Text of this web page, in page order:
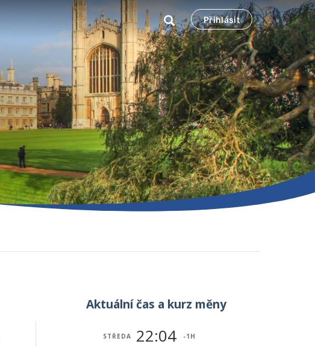
Přihlásit
Aktuální čas a kurz měny
STŘEDA 22:04 -1H